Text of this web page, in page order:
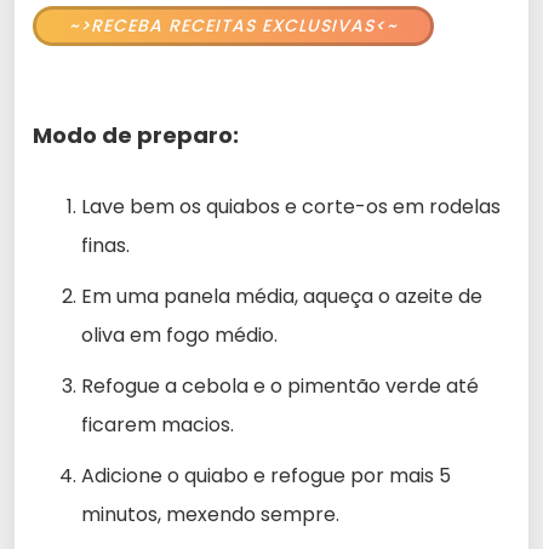
~>RECEBA RECEITAS EXCLUSIVAS<~
Modo de preparo:
Lave bem os quiabos e corte-os em rodelas
finas.
Em uma panela média, aqueça o azeite de
oliva em fogo médio.
Refogue a cebola e o pimentão verde até
ficarem macios.
Adicione o quiabo e refogue por mais 5
minutos, mexendo sempre.